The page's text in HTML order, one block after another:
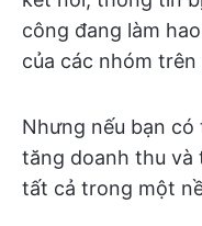
công đang làm
của các nhóm
Nhưng nếu bạn
tăng doanh thu và
tất cả trong một